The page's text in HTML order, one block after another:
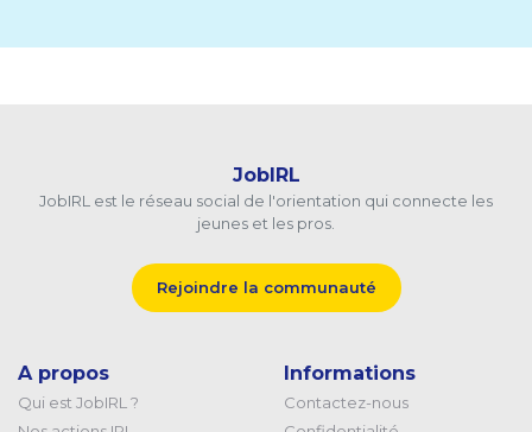
JobIRL
JobIRL est le réseau social de l'orientation qui connecte les
jeunes et les pros.
Rejoindre la communauté
A propos
Qui est JobIRL ?
Informations
Contactez-nous